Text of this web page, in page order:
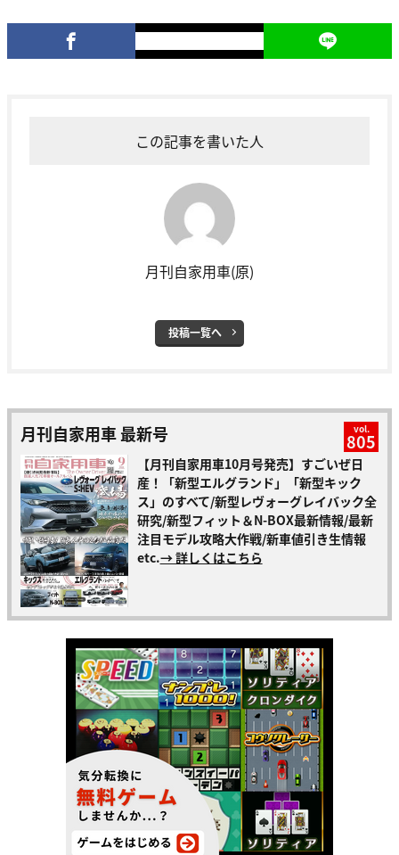
この記事を書いた人
月刊自家用車(原)
投稿一覧へ
月刊自家用車 最新号 vol.
805
【月刊自家用車10月号発売】すごいぜ日
産！「新型エルグランド」「新型キック
ス」のすべて/新型レヴォーグレイバック全
研究/新型フィット＆N-BOX最新情報/最新
注目モデル攻略大作戦/新車値引き生情報
etc.→ 詳しくはこちら